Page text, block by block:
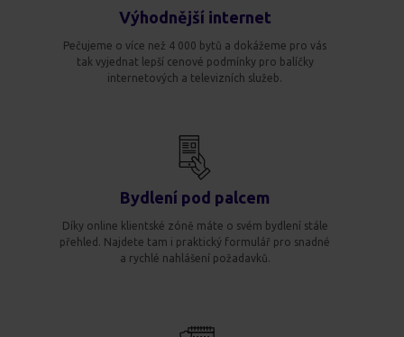
Výhodnější internet
Pečujeme o více než 4 000 bytů a dokážeme pro vás
tak vyjednat lepší cenové podmínky pro balíčky
internetových a televizních služeb.
Bydlení pod palcem
Díky online klientské zóně máte o svém bydlení stále
přehled. Najdete tam i praktický formulář pro snadné
a rychlé nahlášení požadavků.